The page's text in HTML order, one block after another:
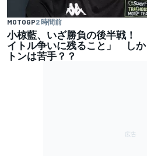
MOTOGP2 時間前
小椋藍、いざ勝負の後半戦！
イトル争いに残ること」 しか
トンは苦手？？